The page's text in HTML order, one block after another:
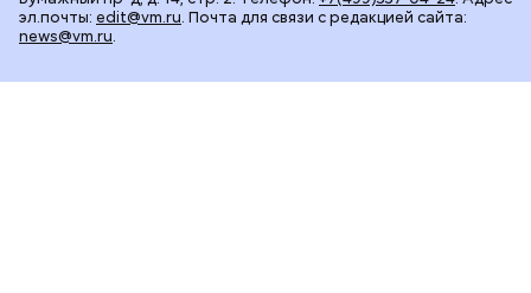
эл.почты: edit@vm.ru. Почта для связи с редакцией сайта:
news@vm.ru.